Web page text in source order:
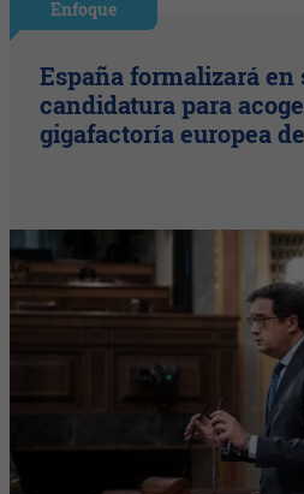
Enfoque
España formalizará en
candidatura para
gigafactoría europea